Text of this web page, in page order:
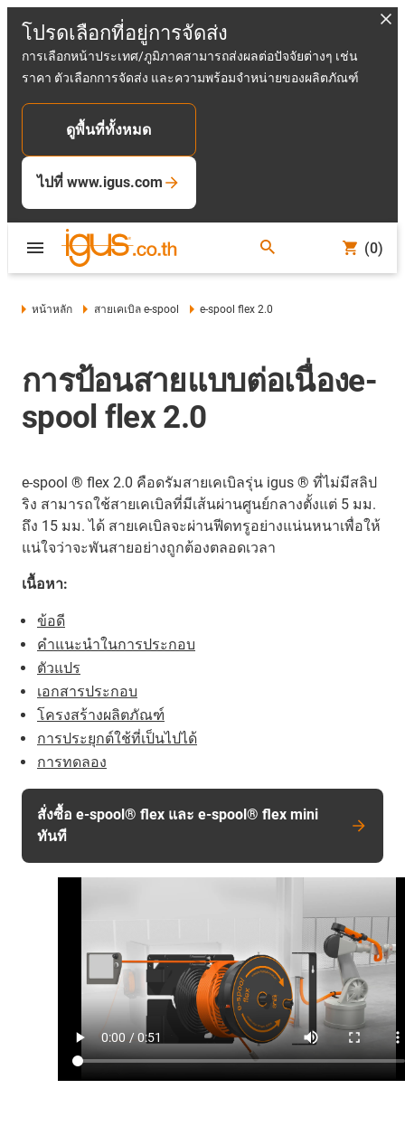
โปรดเลือกที่อยู่การจัดส่ง
การเลือกหน้าประเทศ/ภูมิภาคสามารถส่งผลต่อปัจจัยต่างๆ เช่น
ราคา ตัวเลือกการจัดส่ง และความพร้อมจำหน่ายของผลิตภัณฑ์
ดูพื้นที่ทั้งหมด
ไปที่ www.igus.com
(0)
หน้าหลัก สายเคเบิล e-spool e-spool flex 2.0
การป้อนสายแบบต่อเนื่องe-
spool flex 2.0
e-spool ® flex 2.0 คือดรัมสายเคเบิลรุ่น igus ® ที่ไม่มีสลิป
ริง สามารถใช้สายเคเบิลที่มีเส้นผ่านศูนย์กลางตั้งแต่ 5 มม.
ถึง 15 มม. ได้ สายเคเบิลจะผ่านฟีดทรูอย่างแน่นหนาเพื่อให้
แน่ใจว่าจะพันสายอย่างถูกต้องตลอดเวลา
เนื้อหา:
ข้อดี
คำแนะนำในการประกอบ
ตัวแปร
เอกสารประกอบ
โครงสร้างผลิตภัณฑ์
การประยุกต์ใช้ที่เป็นไปได้
การทดลอง
สั่งซื้อ e-spool® flex และ e-spool® flex mini
ทันที